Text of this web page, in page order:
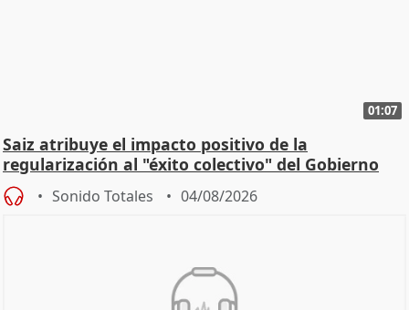
01:07
Saiz atribuye el impacto positivo de la
regularización al "éxito colectivo" del Gobierno
Sonido Totales 04/08/2026